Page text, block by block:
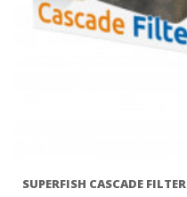
SUPERFISH CASCADE FILTER